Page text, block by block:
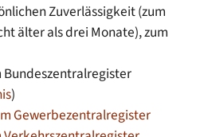
Zuverlässigkeit (zum
älter als drei Monate), zum
Bundeszentralregister
)
Gewerbezentralregister